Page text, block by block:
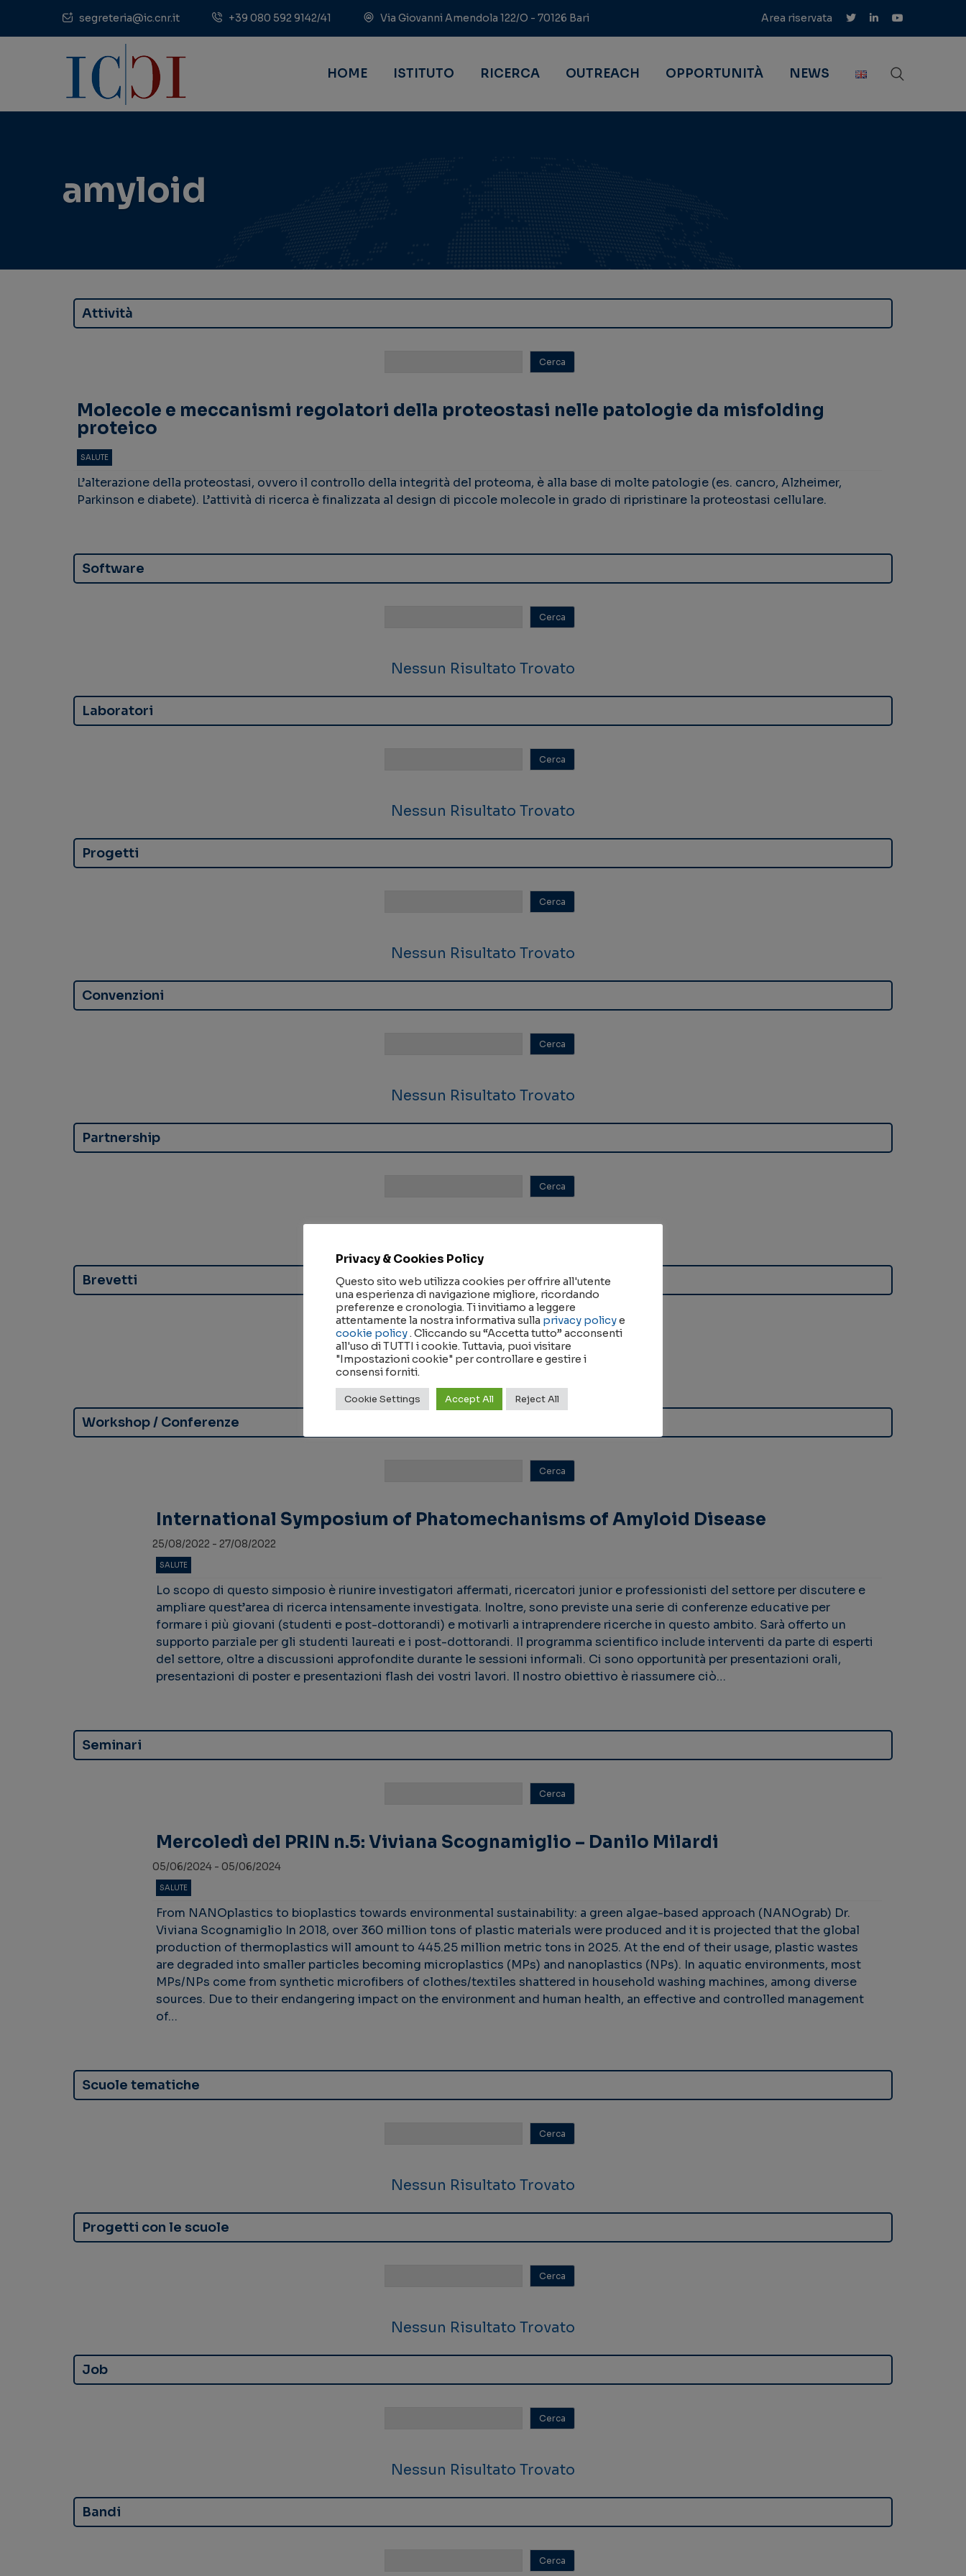
segreteria@ic.cnr.it +39 080 592 9142/41 Via Giovanni Amendola 122/O - 70126 Bari Area riservata
HOME ISTITUTO RICERCA OUTREACH OPPORTUNITÀ NEWS
amyloid
Attività
Molecole e meccanismi regolatori della proteostasi nelle patologie da misfolding
proteico
SALUTE
L’alterazione della proteostasi, ovvero il controllo della integrità del proteoma, è alla base di molte patologie (es. cancro, Alzheimer,
Parkinson e diabete). L’attività di ricerca è finalizzata al design di piccole molecole in grado di ripristinare la proteostasi cellulare.
Software
Nessun Risultato Trovato
Laboratori
Nessun Risultato Trovato
Progetti
Nessun Risultato Trovato
Convenzioni
Nessun Risultato Trovato
Partnership
Brevetti
Nessun Risultato Trovato
Workshop / Conferenze
International Symposium of Phatomechanisms of Amyloid Disease
25/08/2022 - 27/08/2022
SALUTE
Lo scopo di questo simposio è riunire investigatori affermati, ricercatori junior e professionisti del settore per discutere e
ampliare quest’area di ricerca intensamente investigata. Inoltre, sono previste una serie di conferenze educative per
formare i più giovani (studenti e post-dottorandi) e motivarli a intraprendere ricerche in questo ambito. Sarà offerto un
supporto parziale per gli studenti laureati e i post-dottorandi. Il programma scientifico include interventi da parte di esperti
del settore, oltre a discussioni approfondite durante le sessioni informali. Ci sono opportunità per presentazioni orali,
presentazioni di poster e presentazioni flash dei vostri lavori. Il nostro obiettivo è riassumere ciò…
Seminari
Mercoledì del PRIN n.5: Viviana Scognamiglio – Danilo Milardi
05/06/2024 - 05/06/2024
SALUTE
From NANOplastics to bioplastics towards environmental sustainability: a green algae-based approach (NANOgrab) Dr.
Viviana Scognamiglio In 2018, over 360 million tons of plastic materials were produced and it is projected that the global
production of thermoplastics will amount to 445.25 million metric tons in 2025. At the end of their usage, plastic wastes
are degraded into smaller particles becoming microplastics (MPs) and nanoplastics (NPs). In aquatic environments, most
MPs/NPs come from synthetic microfibers of clothes/textiles shattered in household washing machines, among diverse
sources. Due to their endangering impact on the environment and human health, an effective and controlled management
of…
Scuole tematiche
Nessun Risultato Trovato
Progetti con le scuole
Nessun Risultato Trovato
Job
Nessun Risultato Trovato
Bandi
Privacy & Cookies Policy
Questo sito web utilizza cookies per offrire all'utente
una esperienza di navigazione migliore, ricordando
preferenze e cronologia. Ti invitiamo a leggere
attentamente la nostra informativa sulla privacy policye
cookie policy. Cliccando su “Accetta tutto” acconsenti
all'uso di TUTTI i cookie. Tuttavia, puoi visitare
"Impostazioni cookie" per controllare e gestire i
consensi forniti.
Cookie Settings Accept All Reject All